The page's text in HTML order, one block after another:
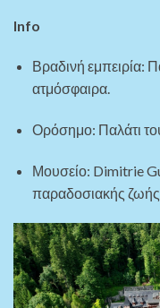
Info
Βραδινή εμπειρία:
ατμόσφαιρα.
Ορόσημο: Παλάτι
Μουσείο: Dimitrie
παραδοσιακής